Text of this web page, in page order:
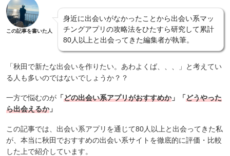
この記事を書いた人
身近に出会いがなかったことから出会い系マッ
チングアプリの攻略法をひたすら研究して累計
80人以上と出会ってきた編集者が執筆。
「秋田で新たな出会いを作りたい。あわよくば、、、」と考えてい
る人も多いのではないでしょうか？？
一方で悩むのが 「どの出会い系アプリがおすすめか」「どうやった
ら出会えるか」
この記事では、出会い系アプリを通じて80人以上と出会ってきた私
が、本当に秋田でおすすめの出会い系サイトを徹底的に評価・比較
した上で紹介しています。